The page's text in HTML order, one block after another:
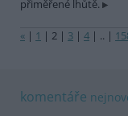
přiměřené lhůtě.
« | 1 | 2 | 3 | 4 | .. |
komentáře